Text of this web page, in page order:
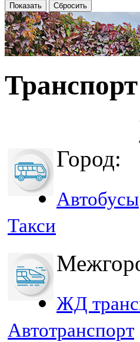
Транспорт
Город:
Автобусы
Такси
ЖД
Автотранспорт